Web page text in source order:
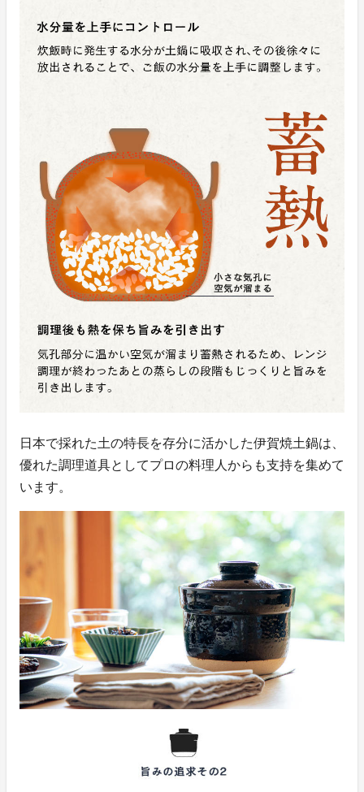
日本で採れた土の特長を存分に活かした伊賀焼土鍋は、
優れた調理道具としてプロの料理人からも支持を集めて
います。